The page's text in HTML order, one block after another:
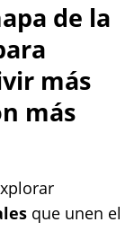
de la
más
más
que unen el